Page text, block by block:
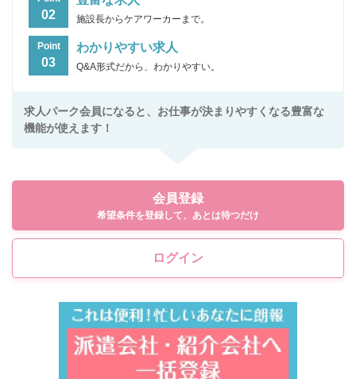
02 施設長からケアワーカーまで。
Point
03
わかりやすい求人
Q&A形式だから、わかりやすい。
求人パーク会員になると、お仕事が決まりやすくなる豊富な
機能が使えます！
会員登録
希望条件を登録して、あとは待つだけ
ログイン